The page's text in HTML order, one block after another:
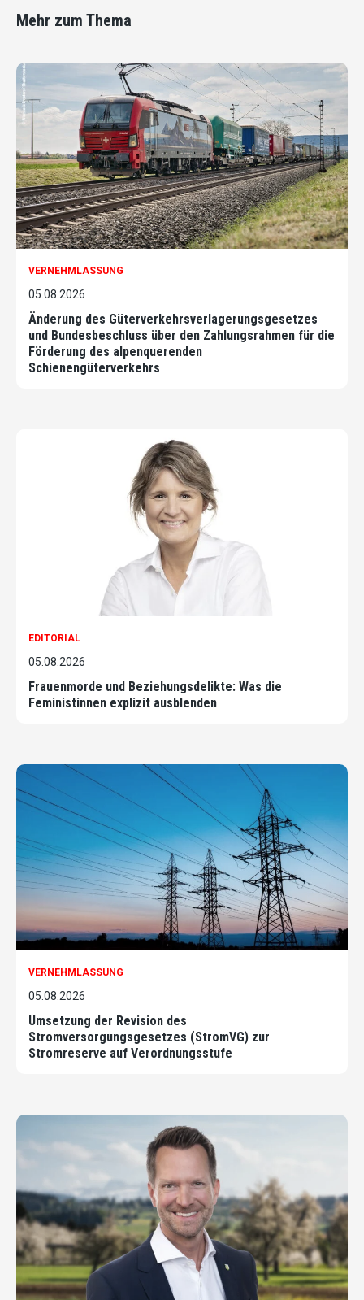
Mehr zum Thema
VERNEHMLASSUNG
05.08.2026
Änderung des Güterverkehrsverlagerungsgesetzes
und Bundesbeschluss über den Zahlungsrahmen für die
Förderung des alpenquerenden
Schienengüterverkehrs
EDITORIAL
05.08.2026
Frauenmorde und Beziehungsdelikte: Was die
Feministinnen explizit ausblenden
VERNEHMLASSUNG
05.08.2026
Umsetzung der Revision des
Stromversorgungsgesetzes (StromVG) zur
Stromreserve auf Verordnungsstufe